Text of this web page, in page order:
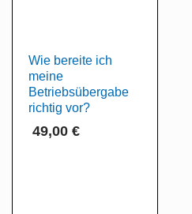
Wie bereite ich
meine
Betriebsübergabe
richtig vor?
49,00 €